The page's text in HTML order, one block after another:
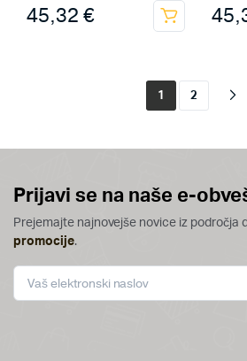
45,32 €
1 2
Prijavi se na naše e-
Prejemajte najnovejše novice iz področja
promocije.